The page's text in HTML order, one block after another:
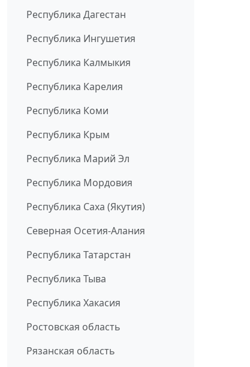
Республика Дагестан
Республика Ингушетия
Республика Калмыкия
Республика Карелия
Республика Коми
Республика Крым
Республика Марий Эл
Республика Мордовия
Республика Саха (Якутия)
Северная Осетия-Алания
Республика Татарстан
Республика Тыва
Республика Хакасия
Ростовская область
Рязанская область